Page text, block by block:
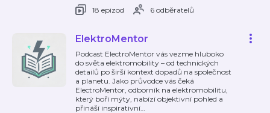
18 epizod
6 odběratelů
ElektroMentor
Podcast ElectroMentor vás vezme hluboko
do světa elektromobility – od technických
detailů po širší kontext dopadů na společnost
a planetu. Jako průvodce vás čeká
ElectroMentor, odborník na elektromobilitu,
který boří mýty, nabízí objektivní pohled a
přináší inspirativní…